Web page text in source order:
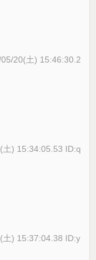
20(土) 15:46:30.2
土) 15:34:05.53 ID:q
土) 15:37:04.38 ID:y